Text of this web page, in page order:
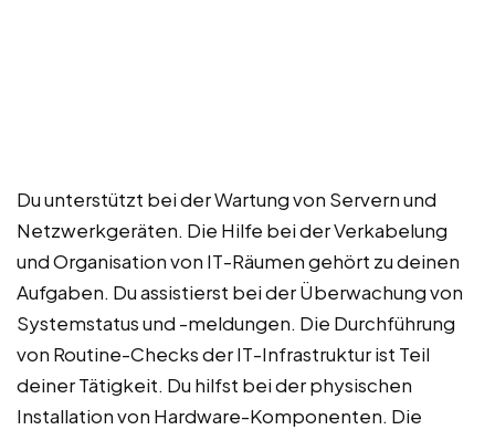
Du unterstützt bei der Wartung von Servern und
Netzwerkgeräten. Die Hilfe bei der Verkabelung
und Organisation von IT-Räumen gehört zu deinen
Aufgaben. Du assistierst bei der Überwachung von
Systemstatus und -meldungen. Die Durchführung
von Routine-Checks der IT-Infrastruktur ist Teil
deiner Tätigkeit. Du hilfst bei der physischen
Installation von Hardware-Komponenten. Die